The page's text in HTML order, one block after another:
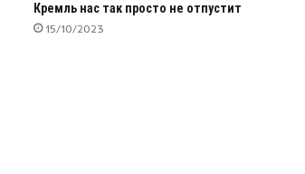
Кремль нас так просто не отпустит
15/10/2023